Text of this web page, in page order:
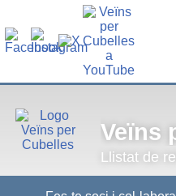
Veïns
Llistat de